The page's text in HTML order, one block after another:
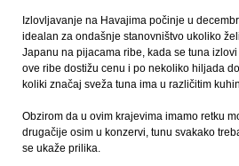
Izlovljavanje na Havajima počinje u
idealan za ondašnje stanovništvo ukoliko
Japanu na pijacama ribe, kada se tuna
ove ribe dostižu cenu i po nekoliko hiljada
koliki značaj sveža tuna ima u različitim
Obzirom da u ovim krajevima imamo retku
drugačije osim u konzervi, tunu svakako
se ukaže prilika.